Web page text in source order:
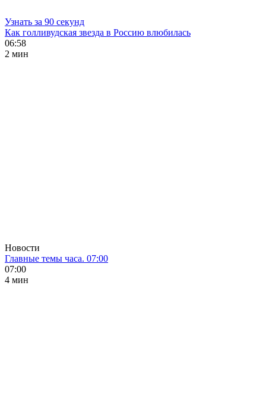
Узнать за 90 секунд
Как голливудская звезда в Россию влюбилась
06:58
2 мин
Новости
Главные темы часа. 07:00
07:00
4 мин